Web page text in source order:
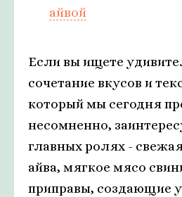
айвой
Если вы ищете
сочетание вкусов и
который мы сегодня
несомненно,
главных ролях -
айва, мягкое мясо
приправы, создающие